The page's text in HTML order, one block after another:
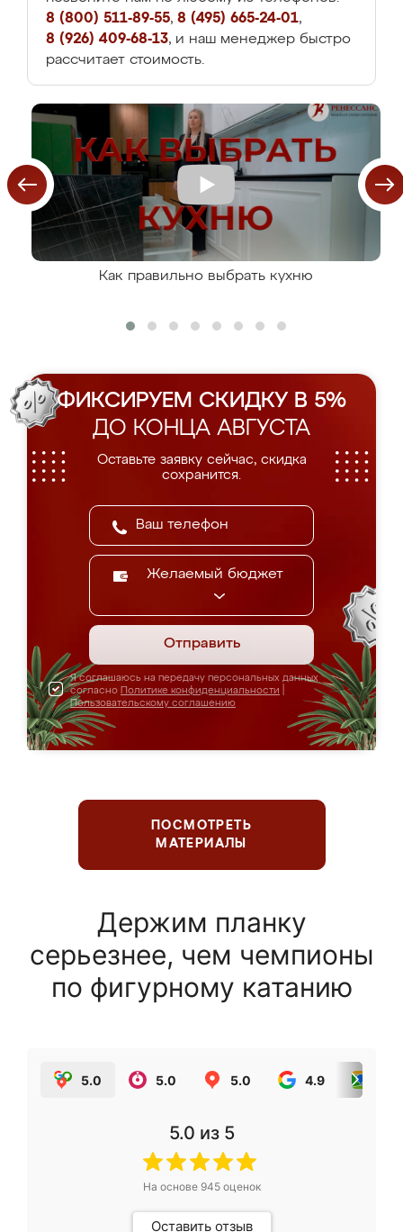
8 (800) 511-89-55, 8 (495) 665-24-01,
8 (926) 409-68-13, и наш менеджер быстро
рассчитает стоимость.
Как правильно выбрать кухню
ФИКСИРУЕМ СКИДКУ В 5%
ДО КОНЦА АВГУСТА
Оставьте заявку сейчас, скидка
сохранится.
Желаемый бюджет
Отправить
Я соглашаюсь на передачу персональных данных
согласно Политике конфиденциальности
Пользовательскому соглашению
ПОСМОТРЕТЬ
МАТЕРИАЛЫ
Держим планку
серьезнее, чем чемпионы
по фигурному катанию
5.0 5.0 5.0 4.9
5.0 из 5
На основе 945оценок
Оставить отзыв